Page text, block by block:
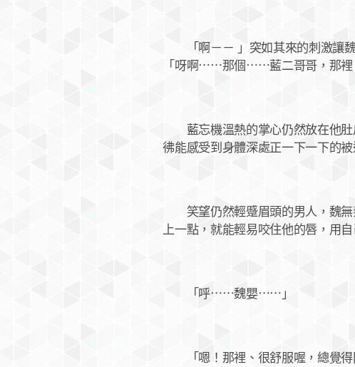
「啊－－ 」突如其來的刺激讓魏
「呀啊⋯⋯那個⋯⋯藍二哥哥，那
藍忘機溫熱的掌心仍然放在他肚
彿能感受到身體深處正一下一下的被
笑望仍然輕蹙眉頭的男人，魏無
上一點，就能輕易咬住他的唇，用
「呼⋯⋯魏嬰⋯⋯」
「嗯！那裡、很舒服喔，總覺得